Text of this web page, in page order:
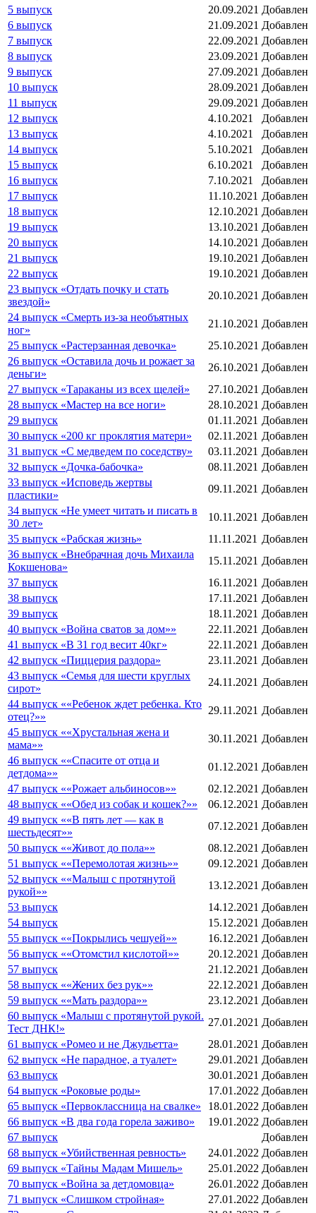
5 выпуск
20.09.2021 Добавлен
6 выпуск
21.09.2021 Добавлен
7 выпуск
22.09.2021 Добавлен
8 выпуск
23.09.2021 Добавлен
9 выпуск
27.09.2021 Добавлен
10 выпуск
28.09.2021 Добавлен
11 выпуск
29.09.2021 Добавлен
12 выпуск
4.10.2021
Добавлен
13 выпуск
4.10.2021
Добавлен
14 выпуск
5.10.2021
Добавлен
15 выпуск
6.10.2021
Добавлен
16 выпуск
7.10.2021
Добавлен
17 выпуск
11.10.2021 Добавлен
18 выпуск
12.10.2021 Добавлен
19 выпуск
13.10.2021 Добавлен
20 выпуск
14.10.2021 Добавлен
21 выпуск
19.10.2021 Добавлен
22 выпуск
19.10.2021 Добавлен
23 выпуск «Отдать почку и стать
звездой»
20.10.2021 Добавлен
24 выпуск «Смерть из-за необъятных
ног»
21.10.2021 Добавлен
25 выпуск «Растерзанная девочка»
25.10.2021 Добавлен
26 выпуск «Оставила дочь и рожает за
деньги»
26.10.2021 Добавлен
27 выпуск «Тараканы из всех щелей»
27.10.2021 Добавлен
28 выпуск «Мастер на все ноги»
28.10.2021 Добавлен
29 выпуск
01.11.2021 Добавлен
30 выпуск «200 кг проклятия матери»
02.11.2021 Добавлен
31 выпуск «С медведем по соседству»
03.11.2021 Добавлен
32 выпуск «Дочка-бабочка»
08.11.2021 Добавлен
33 выпуск «Исповедь жертвы
пластики»
09.11.2021 Добавлен
34 выпуск «Не умеет читать и писать в
30 лет»
10.11.2021 Добавлен
35 выпуск «Рабская жизнь»
11.11.2021 Добавлен
36 выпуск «Внебрачная дочь Михаила
Кокшенова»
15.11.2021 Добавлен
37 выпуск
16.11.2021 Добавлен
38 выпуск
17.11.2021 Добавлен
39 выпуск
18.11.2021 Добавлен
40 выпуск «Война сватов за дом»»
22.11.2021 Добавлен
41 выпуск «В 31 год весит 40кг»
22.11.2021 Добавлен
42 выпуск «Пиццерия раздора»
23.11.2021 Добавлен
43 выпуск «Семья для шести круглых
сирот»
24.11.2021 Добавлен
44 выпуск ««Ребенок ждет ребенка. Кто
отец?»»
29.11.2021 Добавлен
45 выпуск ««Хрустальная жена и
мама»»
30.11.2021 Добавлен
46 выпуск ««Спасите от отца и
детдома»»
01.12.2021 Добавлен
47 выпуск ««Рожает альбиносов»»
02.12.2021 Добавлен
48 выпуск ««Обед из собак и кошек?»»
06.12.2021 Добавлен
49 выпуск ««В пять лет — как в
шестьдесят»»
07.12.2021 Добавлен
50 выпуск ««Живот до пола»»
08.12.2021 Добавлен
51 выпуск ««Перемолотая жизнь»»
09.12.2021 Добавлен
52 выпуск ««Малыш с протянутой
рукой»»
13.12.2021 Добавлен
53 выпуск
14.12.2021 Добавлен
54 выпуск
15.12.2021 Добавлен
55 выпуск ««Покрылись чешуей»»
16.12.2021 Добавлен
56 выпуск ««Отомстил кислотой»»
20.12.2021 Добавлен
57 выпуск
21.12.2021 Добавлен
58 выпуск ««Жених без рук»»
22.12.2021 Добавлен
59 выпуск ««Мать раздора»»
23.12.2021 Добавлен
60 выпуск «Малыш с протянутой рукой.
Тест ДНК!»
27.01.2021 Добавлен
61 выпуск «Ромео и не Джульетта»
28.01.2021 Добавлен
62 выпуск «Не парадное, а туалет»
29.01.2021 Добавлен
63 выпуск
30.01.2021 Добавлен
64 выпуск «Роковые роды»
17.01.2022 Добавлен
65 выпуск «Первоклассница на свалке»
18.01.2022 Добавлен
66 выпуск «В два года горела заживо»
19.01.2022 Добавлен
67 выпуск
Добавлен
68 выпуск «Убийственная ревность»
24.01.2022 Добавлен
69 выпуск «Тайны Мадам Мишель»
25.01.2022 Добавлен
70 выпуск «Война за детдомовца»
26.01.2022 Добавлен
71 выпуск «Слишком стройная»
27.01.2022 Добавлен